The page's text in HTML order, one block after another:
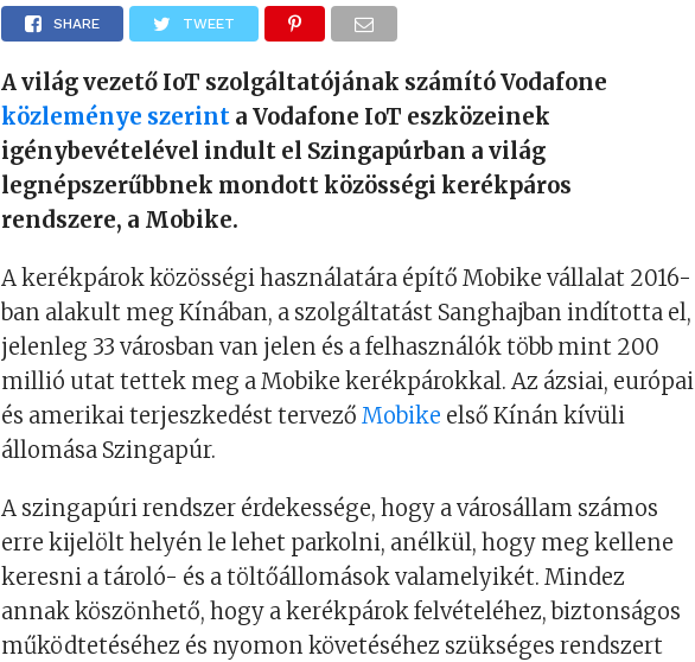
SHARE TWEET
A világ vezető IoT szolgáltatójának számító Vodafone
közleménye szerint a Vodafone IoT eszközeinek
igénybevételével indult el Szingapúrban a világ
legnépszerűbbnek mondott közösségi kerékpáros
rendszere, a Mobike.
A kerékpárok közösségi használatára építő Mobike vállalat 2016-
ban alakult meg Kínában, a szolgáltatást Sanghajban indította el,
jelenleg 33 városban van jelen és a felhasználók több mint 200
millió utat tettek meg a Mobike kerékpárokkal. Az ázsiai, európai
és amerikai terjeszkedést tervezőMobike első Kínán kívüli
állomása Szingapúr.
A szingapúri rendszer érdekessége, hogy a városállam számos
erre kijelölt helyén le lehet parkolni, anélkül, hogy meg kellene
keresni a tároló- és a töltőállomások valamelyikét. Mindez
annak köszönhető, hogy a kerékpárok felvételéhez, biztonságos
működtetéséhez és nyomon követéséhez szükséges rendszert